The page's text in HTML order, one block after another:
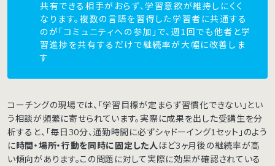
共有できる相手がおらず、学習意欲が維持しにくく
なります。複数の言語を習得した学習者に共通する
のが「コミュニティへの参加」で、週1回でも他者と学
習進捗を共有するだけで継続率が大幅に改善しま
す
コーチングの現場では、「学習目標が定まらず習慣化できない」とい
う相談が頻繁に寄せられています。実際に成果を出した受講生を分
析すると、「毎日30分、通勤時間に必ずシャドーイング1セット」のよう
に時間・場所・行動を同時に固定した人ほど3ヶ月後の継続率が高
い傾向があります。この問題に対して実際に効果が確認されている